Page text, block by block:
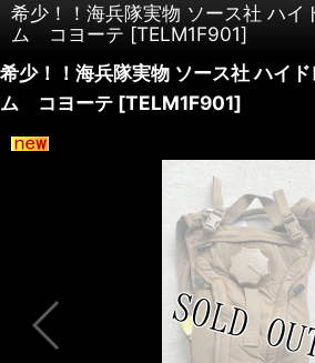
希少！！海兵隊実物 ソース社 ハイ
ム コヨーテ [TELM1F901]
希少！！海兵隊実物 ソース社 ハイ
ム コヨーテ [TELM1F901]